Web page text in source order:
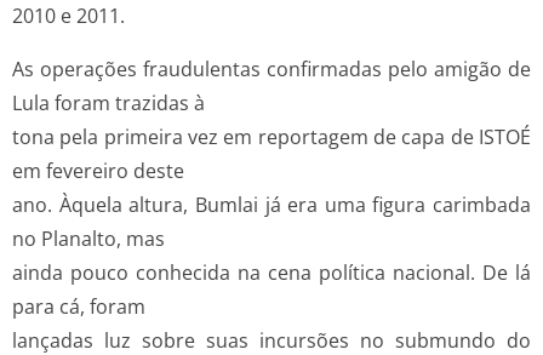
2010 e 2011.
As operações fraudulentas confirmadas pelo amigão de
Lula foram trazidas à
tona pela primeira vez em reportagem de capa de ISTOÉ
em fevereiro deste
ano. Àquela altura, Bumlai já era uma figura carimbada
no Planalto, mas
ainda pouco conhecida na cena política nacional. De lá
para cá, foram
lançadas luz sobre suas incursões no submundo do